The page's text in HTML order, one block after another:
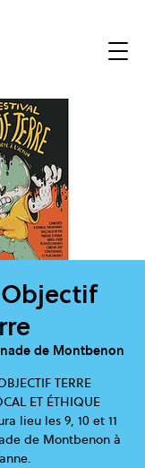
de Montbenon
TERRE
ET ÉTHIQUE
lieu les 9, 10 et 11
de Montbenon à